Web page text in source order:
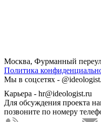
Москва, Фурманный
Политика
Мы в соцсетях -
Карьера - hr@ideologist.ru
Для обсуждения проекта
позвоните по номеру